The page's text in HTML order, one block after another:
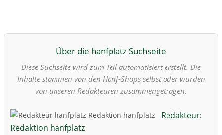
Über die hanfplatz Suchseite
Diese Suchseite wird zum Teil automatisiert erstellt. Die
Inhalte stammen von den Hanf-Shops selbst oder wurden
von unseren Redakteuren zusammengetragen.
Redakteur:
Redaktion hanfplatz